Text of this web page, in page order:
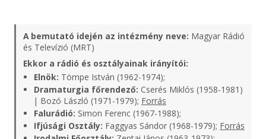
A bemutató idején az intézmény neve: Magyar Rádió
és Televízió (MRT)
Ekkor a rádió és osztályainak irányítói:
Elnök: Tömpe István (1962-1974);
Dramaturgia főrendező: Cserés Miklós (1958-1981)
| Bozó László (1971-1979); Forrás
Falurádió: Simon Ferenc (1967-1988);
Ifjúsági Osztály: Faggyas Sándor (1968-1979); Forrás